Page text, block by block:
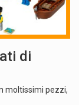
di
moltissimi pezzi,